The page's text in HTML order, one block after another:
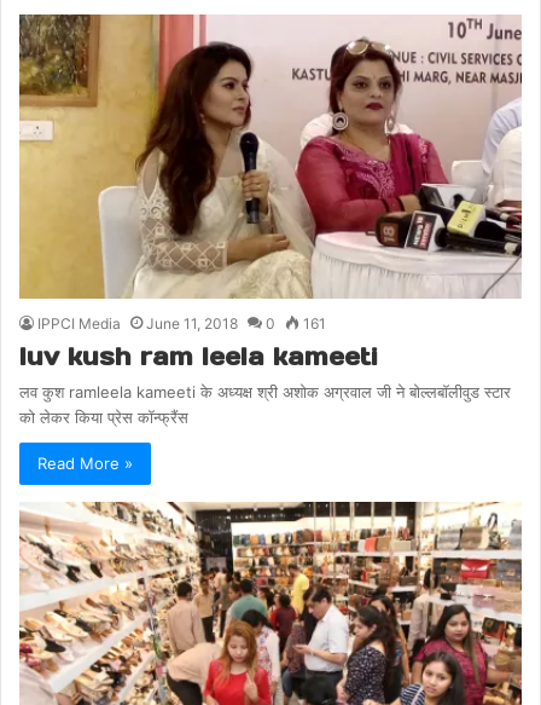
IPPCI Media June 11, 2018 0 161
luv kush ram leela kameeti
लव कुश ramleela kameeti के अध्यक्ष श्री अशोक अग्रवाल जी ने बोल्लबॉलीवुड स्टार
को लेकर किया प्रेस कॉन्फ्रैंस
Read More »